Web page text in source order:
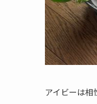
アイビーは相